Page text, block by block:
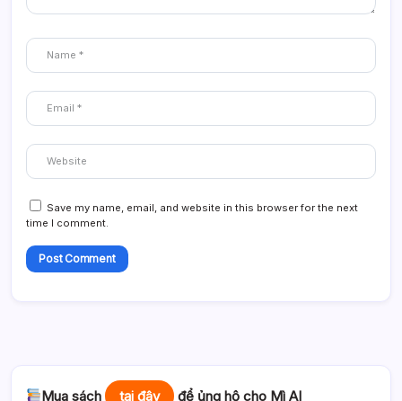
Save my name, email, and website in this browser for the next
time I comment.
Mua sách tại đây để ủng hộ cho Mì AI